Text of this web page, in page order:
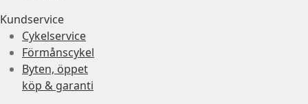
Kundservice
Cykelservice
Förmånscykel
Byten, öppet
köp & garanti